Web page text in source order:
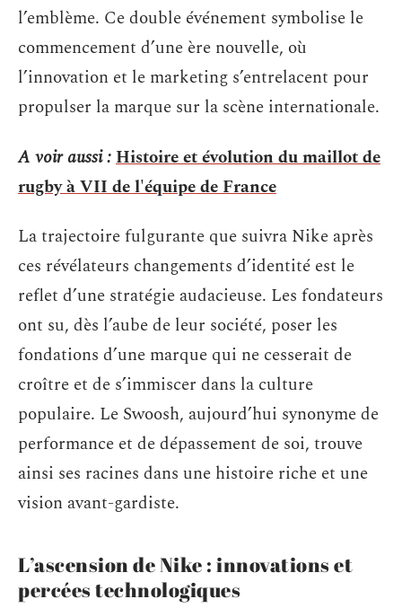
l’emblème. Ce double événement symbolise le
commencement d’une ère nouvelle, où
l’innovation et le marketing s’entrelacent pour
propulser la marque sur la scène internationale.
A voir aussi :Histoire et évolution du maillot de
rugby à VII de l'équipe de France
La trajectoire fulgurante que suivra Nike après
ces révélateurs changements d’identité est le
reflet d’une stratégie audacieuse. Les fondateurs
ont su, dès l’aube de leur société, poser les
fondations d’une marque qui ne cesserait de
croître et de s’immiscer dans la culture
populaire. Le Swoosh, aujourd’hui synonyme de
performance et de dépassement de soi, trouve
ainsi ses racines dans une histoire riche et une
vision avant-gardiste.
L’ascension de Nike : innovations et
percées technologiques